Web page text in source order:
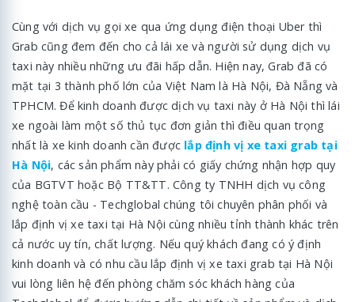
Cùng với dịch vụ gọi xe qua ứng dụng điện thoại Uber thì
Grab cũng đem đến cho cả lái xe và người sử dụng dịch vụ
taxi này nhiều những ưu đãi hấp dẫn. Hiện nay, Grab đã có
mặt tại 3 thành phố lớn của Việt Nam là Hà Nội, Đà Nẵng và
TPHCM. Để kinh doanh được dịch vụ taxi này ở Hà Nội thì lái
xe ngoài làm một số thủ tục đơn giản thì điều quan trọng
nhất là xe kinh doanh cần được lắp định vị xe taxi grab tại
Hà Nội, các sản phẩm này phải có giấy chứng nhận hợp quy
của BGTVT hoặc Bộ TT&TT. Công ty TNHH dịch vụ công
nghệ toàn cầu - Techglobal chúng tôi chuyên phân phối và
lắp định vị xe taxi tại Hà Nội cùng nhiều tỉnh thành khác trên
cả nước uy tín, chất lượng. Nếu quý khách đang có ý định
kinh doanh và có nhu cầu lắp định vị xe taxi grab tại Hà Nội
vui lòng liên hệ đến phòng chăm sóc khách hàng của